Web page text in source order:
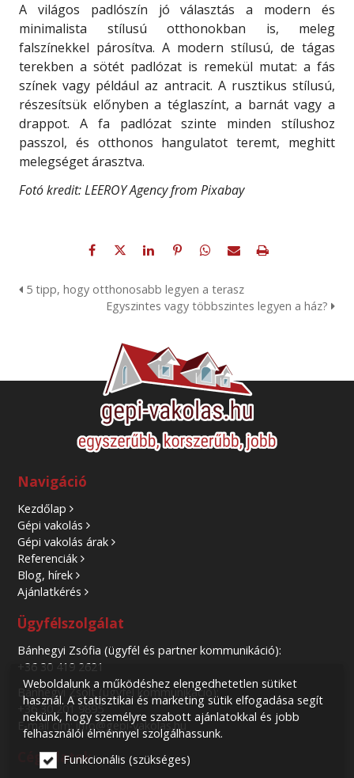
A világos padlószín jó választás a modern és
minimalista stílusú otthonokban is, meleg
falszínekkel párosítva. A modern stílusú, de tágas
terekben a sötét padlózat is remekül mutat: a fás
színek vagy például az antracit. A rusztikus stílusú,
részesítsük előnyben a téglaszínt, a barnát vagy a
drappot. A fa padlózat szinte minden stílushoz
passzol, és otthonos hangulatot teremt, meghitt
melegséget árasztva.
Fotó kredit: LEEROY Agency from Pixabay
5 tipp, hogy otthonosabb legyen a terasz
Egyszintes vagy többszintes legyen a ház?
Navigáció
Kezdőlap
Gépi vakolás
Gépi vakolás árak
Referenciák
Blog, hírek
Ajánlatkérés
Ügyfélszolgálat
Bánhegyi Zsófia (ügyfél és partner kommunikáció):
+36 30 419 2621
Bánhegyi Zsolt (ügyfél kommunikáció):
+36 30 201 9895
E-mail cím: info@gepi-vakolas.hu
Cégadatok
Weboldalunk a működéshez elengedhetetlen sütiket
használ. A statisztikai és marketing sütik elfogadása segít
nekünk, hogy személyre szabott ajánlatokkal és jobb
felhasználói élménnyel szolgálhassunk.
Funkcionális (szükséges)